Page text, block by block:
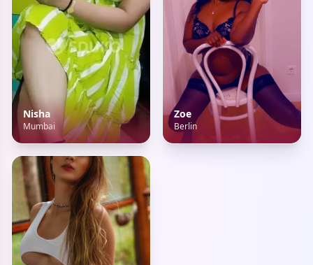
Nisha
Mumbai
Zoe
Berlin